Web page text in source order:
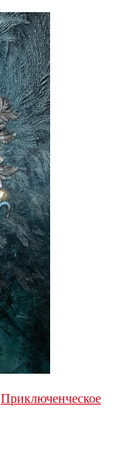
Приключенческое